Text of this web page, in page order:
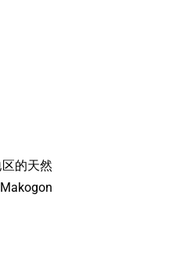
的天然